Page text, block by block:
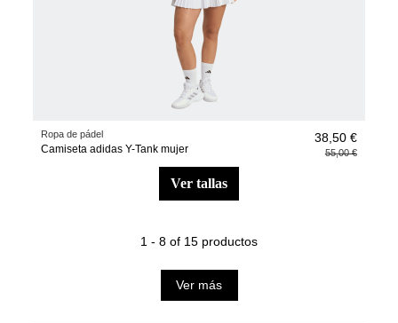
Ropa de pádel
Camiseta adidas Y-Tank mujer
38,50 €
55,00 €
ver tallas
1 - 8 of 15 productos
Ver más